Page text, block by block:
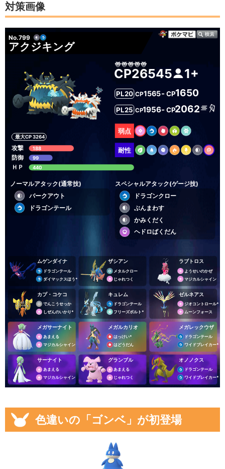
対策画像
No.799
アクジキング
CP26545 1+
最大CP 3264
PL20 CP1565- CP1650
PL25 CP1956- CP2062
攻撃 188
防御 99
ＨＰ 440
弱点
耐性
ノーマルアタック(通常技)
バークアウト
ドラゴンテール
スペシャルアタック(ゲージ技)
ドラゴンクロー
ぶんまわす
かみくだく
ヘドロばくだん
ムゲンダイナ
ドラゴンテール
ダイマックスほう*
ザシアン
メタルクロー
じゃれつく
ラブトロス
ようせいのかぜ
マジカルシャイン
カプ・コケコ
でんこうせっか
しぜんのいかり*
キュレム
ドラゴンテール
フリーズボルト*
ゼルネアス
ジオコントロール*
ムーンフォース
メガサーナイト
あまえる
マジカルシャイン
メガルカリオ
はっけい*
はどうだん
メガレックウザ
ドラゴンテール
ワイドブレイカー*
サーナイト
あまえる
マジカルシャイン
グランブル
あまえる
じゃれつく
オノノクス
ドラゴンテール
ワイドブレイカー*
色違いの「ゴンベ」が初登場